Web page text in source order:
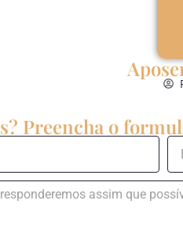
Preencha o